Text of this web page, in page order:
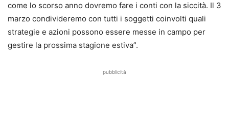
come lo scorso anno dovremo fare i conti con la siccità. Il 3
marzo condivideremo con tutti i soggetti coinvolti quali
strategie e azioni possono essere messe in campo per
gestire la prossima stagione estiva”.
pubblicità